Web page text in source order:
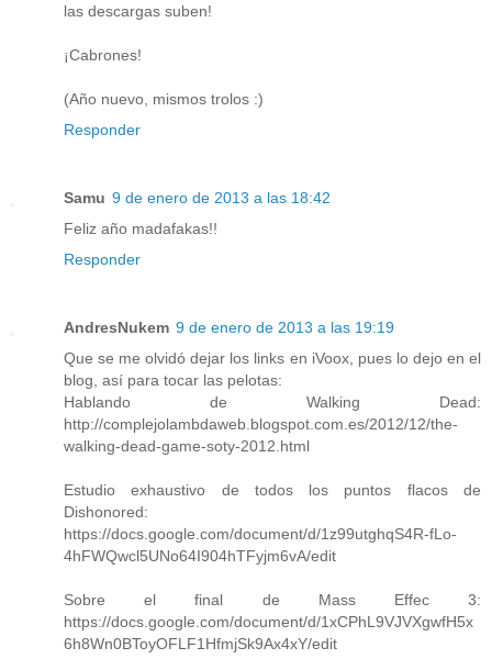
las descargas suben!
¡Cabrones!
(Año nuevo, mismos trolos :)
Responder
Samu 9 de enero de 2013 a las 18:42
Feliz año madafakas!!
Responder
AndresNukem 9 de enero de 2013 a las 19:19
Que se me olvidó dejar los links en iVoox, pues lo dejo en el
blog, así para tocar las pelotas:
Hablando de Walking Dead:
http://complejolambdaweb.blogspot.com.es/2012/12/the-
walking-dead-game-soty-2012.html
Estudio exhaustivo de todos los puntos flacos de
Dishonored:
https://docs.google.com/document/d/1z99utghqS4R-fLo-
4hFWQwcl5UNo64I904hTFyjm6vA/edit
Sobre el final de Mass Effec 3:
https://docs.google.com/document/d/1xCPhL9VJVXgwfH5x
6h8Wn0BToyOFLF1HfmjSk9Ax4xY/edit